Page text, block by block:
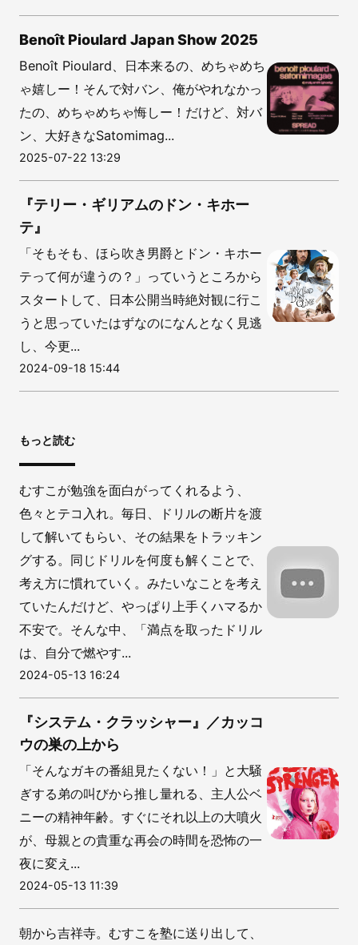
Benoît Pioulard Japan Show 2025
Benoît Pioulard、日本来るの、めちゃめち
ゃ嬉しー！そんで対バン、俺がやれなかっ
たの、めちゃめちゃ悔しー！だけど、対バ
ン、大好きなSatomimag...
2025-07-22 13:29
『テリー・ギリアムのドン・キホー
テ』
「そもそも、ほら吹き男爵とドン・キホー
テって何が違うの？」っていうところから
スタートして、日本公開当時絶対観に行こ
うと思っていたはずなのになんとなく見逃
し、今更...
2024-09-18 15:44
もっと読む
むすこが勉強を面白がってくれるよう、
色々とテコ入れ。毎日、ドリルの断片を渡
して解いてもらい、その結果をトラッキン
グする。同じドリルを何度も解くことで、
考え方に慣れていく。みたいなことを考え
ていたんだけど、やっぱり上手くハマるか
不安で。そんな中、「満点を取ったドリル
は、自分で燃やす...
2024-05-13 16:24
『システム・クラッシャー』／カッコ
ウの巣の上から
「そんなガキの番組見たくない！」と大騒
ぎする弟の叫びから推し量れる、主人公ベ
ニーの精神年齢。すぐにそれ以上の大噴火
が、母親との貴重な再会の時間を恐怖の一
夜に変え...
2024-05-13 11:39
朝から吉祥寺。むすこを塾に送り出して、